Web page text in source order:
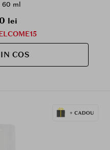
externi
60 ml
lei
COS